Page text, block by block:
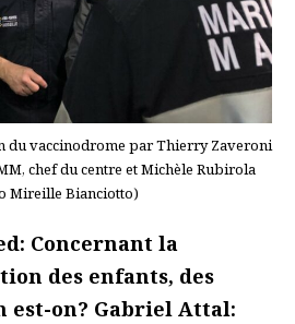
du vaccinodrome par Thierry Zaveroni
chef du centre et Michèle Rubirola
Mireille Bianciotto)
Concernant la
des enfants, des
est-on? Gabriel Attal: